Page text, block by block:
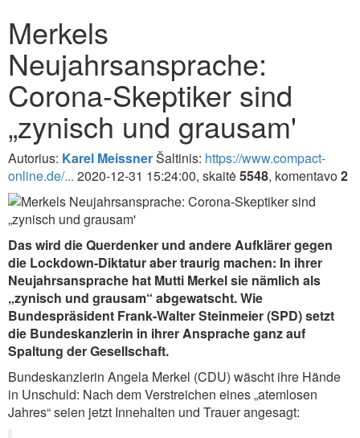
Merkels
Neujahrsansprache:
Corona-Skeptiker sind
„zynisch und grausam'
Autorius: Karel MeissnerŠaltinis: https://www.compact-
online.de/... 2020-12-31 15:24:00, skaitė5548, komentavo2
Das wird die Querdenker und andere Aufklärer gegen
die Lockdown-Diktatur aber traurig machen: In ihrer
Neujahrsansprache hat Mutti Merkel sie nämlich als
„zynisch und grausam“ abgewatscht. Wie
Bundespräsident Frank-Walter Steinmeier (SPD) setzt
die Bundeskanzlerin in ihrer Ansprache ganz auf
Spaltung der Gesellschaft.
Bundeskanzlerin Angela Merkel (CDU) wäscht ihre Hände
in Unschuld: Nach dem Verstreichen eines „atemlosen
Jahres“ seien jetzt Innehalten und Trauer angesagt: